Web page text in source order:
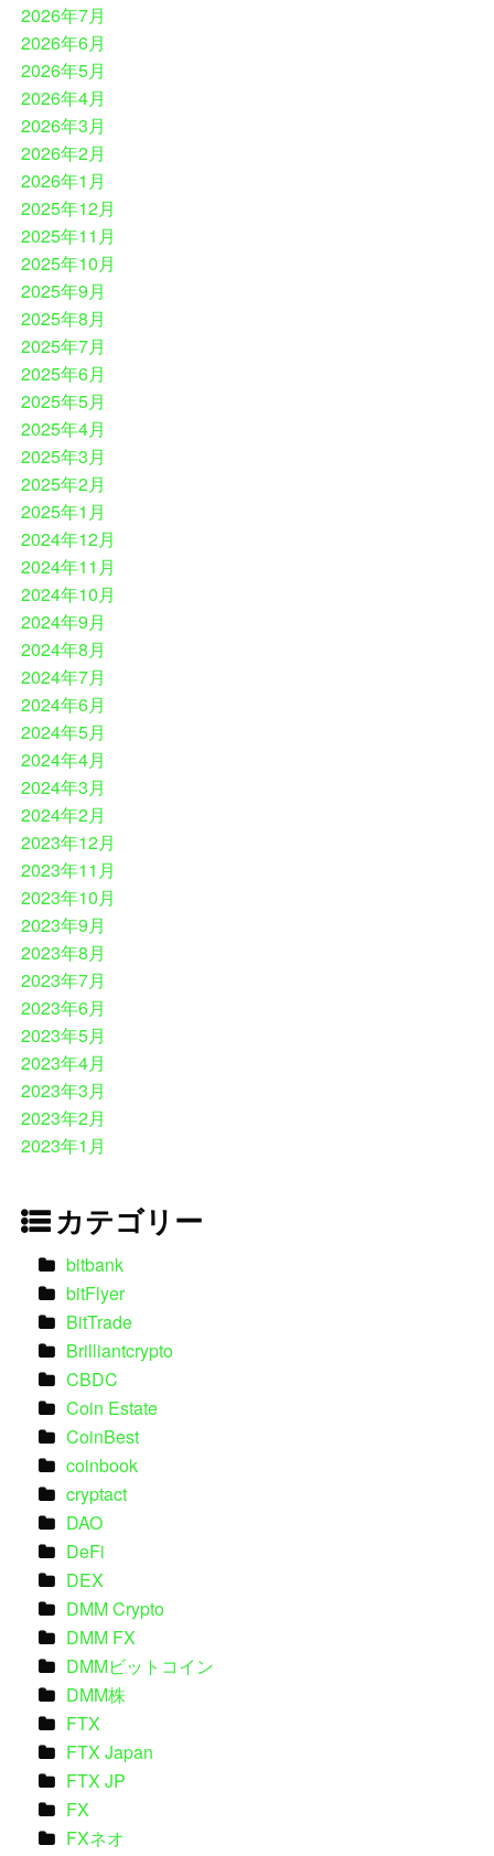
2026年7月
2026年6月
2026年5月
2026年4月
2026年3月
2026年2月
2026年1月
2025年12月
2025年11月
2025年10月
2025年9月
2025年8月
2025年7月
2025年6月
2025年5月
2025年4月
2025年3月
2025年2月
2025年1月
2024年12月
2024年11月
2024年10月
2024年9月
2024年8月
2024年7月
2024年6月
2024年5月
2024年4月
2024年3月
2024年2月
2023年12月
2023年11月
2023年10月
2023年9月
2023年8月
2023年7月
2023年6月
2023年5月
2023年4月
2023年3月
2023年2月
2023年1月
カテゴリー
bitbank
bitFlyer
BitTrade
Brilliantcrypto
CBDC
Coin Estate
CoinBest
coinbook
cryptact
DAO
DeFi
DEX
DMM Crypto
DMM FX
DMMビットコイン
DMM株
FTX
FTX Japan
FTX JP
FX
FXネオ